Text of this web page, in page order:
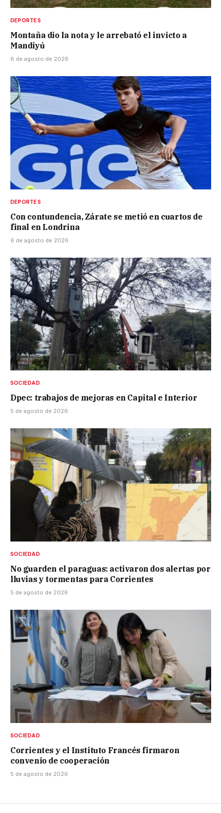
DEPORTES
Montaña dio la nota y le arrebató el invicto a
Mandiyú
6 de agosto de 2026
DEPORTES
Con contundencia, Zárate se metió en cuartos de
final en Londrina
6 de agosto de 2026
SOCIEDAD
Dpec: trabajos de mejoras en Capital e Interior
5 de agosto de 2026
SOCIEDAD
No guarden el paraguas: activaron dos alertas por
lluvias y tormentas para Corrientes
5 de agosto de 2026
SOCIEDAD
Corrientes y el Instituto Francés firmaron
convenio de cooperación
5 de agosto de 2026